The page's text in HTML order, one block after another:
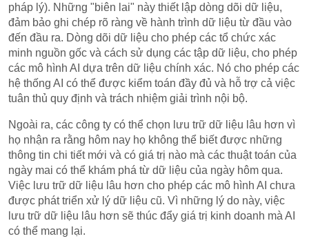
pháp lý). Những "biên lai" này thiết lập dòng dõi dữ liệu,
đảm bảo ghi chép rõ ràng về hành trình dữ liệu từ đầu vào
đến đầu ra. Dòng dõi dữ liệu cho phép các tổ chức xác
minh nguồn gốc và cách sử dụng các tập dữ liệu, cho phép
các mô hình AI dựa trên dữ liệu chính xác. Nó cho phép các
hệ thống AI có thể được kiểm toán đầy đủ và hỗ trợ cả việc
tuân thủ quy định và trách nhiệm giải trình nội bộ.
Ngoài ra, các công ty có thể chọn lưu trữ dữ liệu lâu hơn vì
họ nhận ra rằng hôm nay họ không thể biết được những
thông tin chi tiết mới và có giá trị nào mà các thuật toán của
ngày mai có thể khám phá từ dữ liệu của ngày hôm qua.
Việc lưu trữ dữ liệu lâu hơn cho phép các mô hình AI chưa
được phát triển xử lý dữ liệu cũ. Vì những lý do này, việc
lưu trữ dữ liệu lâu hơn sẽ thúc đẩy giá trị kinh doanh mà AI
có thể mang lại.